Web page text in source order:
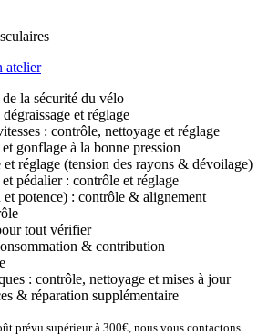
atelier
la sécurité du vélo
et réglage
: contrôle, nettoyage et réglage
gonflage à la bonne pression
réglage (tension des rayons & dévoilage)
pédalier : contrôle et réglage
potence) : contrôle & alignement
tout vérifier
& contribution
: contrôle, nettoyage et mises à jour
& réparation supplémentaire
prévu supérieur à 300€, nous vous contactons